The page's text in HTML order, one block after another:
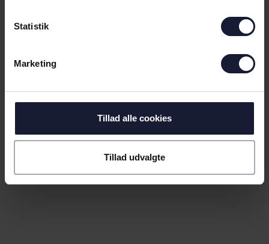
Statistik
Marketing
Tillad alle cookies
Tillad udvalgte